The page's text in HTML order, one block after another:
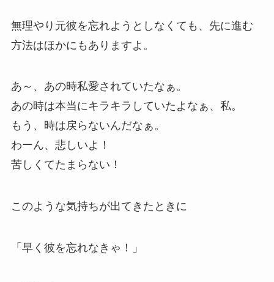
無理やり元彼を忘れようとしなくても、先に進む
方法はほかにもありますよ。
あ～、あの時私愛されていたなぁ。
あの時は本当にキラキラしていたよなぁ、私。
もう、時は戻らないんだなぁ。
わーん、悲しいよ！
苦しくてたまらない！
このような気持ちが出てきたときに
「早く彼を忘れなきゃ！」